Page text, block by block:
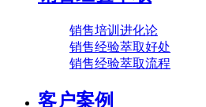
销售培训进化论
销售经验萃取好处
销售经验萃取流程
客户案例